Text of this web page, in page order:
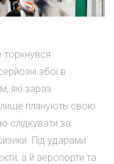
торкнувся
збої в
які зараз
лише планують свою
слідкувати за
Під ударами
а й аеропорти та